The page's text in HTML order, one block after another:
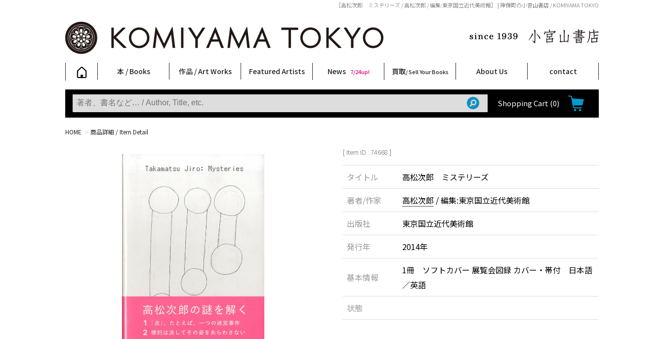
［高松次郎 ミステリーズ / 高松次郎 / 編集:東京国立近代美術館］ | 神保町の小宮山書店 / KOMIYAMA TOKYO
本 / Books
写真集
Photobooks
ファッション
Fashion
アート / 美術
Art
文学・人文
Literature & Humanities
日本文化
Japanese Culture
新刊
New Books
SALE
SALE
作品 / Art Works
フォトグラフィー
Photography
ポスター
Posters
ストリートアート
Street Art
立体・その他
Sculptures / etc
アートワークス
Art Works
Primary Artworks
KOMIYAMA TOKYO ART LABEL
版画
Prints
Featured Artists
稲嶺啓一(東風終)
村田言恵
丸岡和吾
Rico Casella
キム・ロートン
菅谷晋一
柴田亜美
内藤啓介
CHRIS
横尾忠則
北島敬三
三島由紀夫
林月光
COOKIE
森山大道
二本木里美
三島剛
春川ナミオ
天野タケル
大西洋介
大類信
須藤昌人
佐伯俊男
内藤ルネ
秋赤音
News 7/24up!
新着・おすすめ商品 9/7up!
フェア・イベント情報 7/24up!
お店からのお知らせ 6/1up!
買取/ Sell Your Books
買取ブログ
買取専用フォーム
古書 / 古本の買取
美術品の買取
出張買取について
宅配買取について
店頭買取について
よくある質問
About Us
店舗案内
Shop Infomation
ご注文について
How to Order
特定商取引法に関する表示
プライバシーポリシー
contact
Shopping Cart (0)
HOME > 商品詳細 / Item Detail
[ Item ID : 74668 ]
タイトル
高松次郎 ミステリーズ
著者/作家
高松次郎 / 編集:東京国立近代美術館
出版社
東京国立近代美術館
発行年
2014年
基本情報
1冊 ソフトカバー 展覧会図録 カバー・帯付 日本語
／英語
状態